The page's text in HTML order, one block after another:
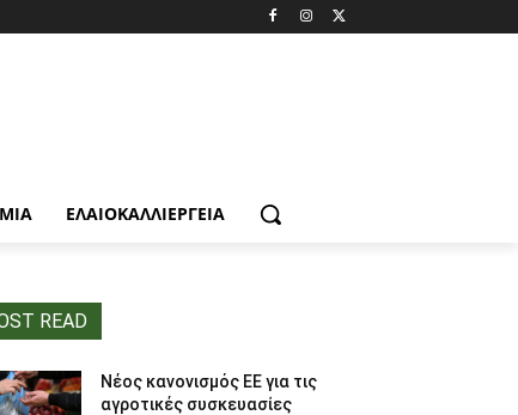
ΕΛΑΙΟΚΑΛΛΙΈΡΓΕΙΑ
READ
Νέος κανονισμός ΕΕ για τις
αγροτικές συσκευασίες